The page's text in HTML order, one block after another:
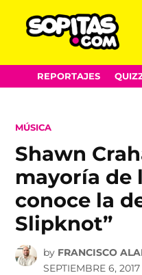
Skip
to
REPORTAJES
POSTED
MÚSICA
Shawn
mayoría de
conoce la
Slipknot”
by FRANCISCO
SEPTIEMBRE 6, 2017